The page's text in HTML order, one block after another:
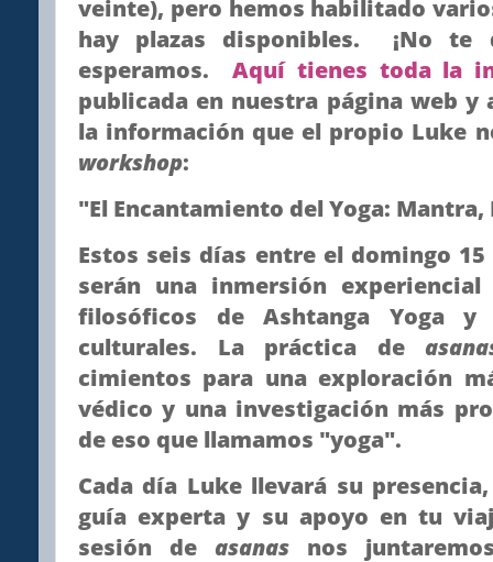
veinte), pero hemos habilitado
hay plazas disponibles. ¡No
esperamos.Aquí tienes toda la
publicada en nuestra página web
la información que el propio Luke
workshop:
"El Encantamiento del Yoga:
Estos seis días entre el domingo
serán una inmersión
filosóficos de Ashtanga Yoga y
culturales. La práctica de
cimientos para una exploración
védico y una investigación más
de eso que llamamos "yoga".
Cada día Luke llevará su
guía experta y su apoyo en tu
sesión de asanasnos